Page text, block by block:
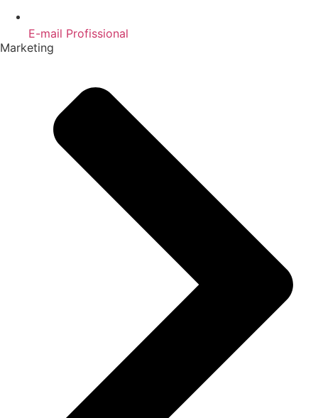
E-mail Profissional
Marketing